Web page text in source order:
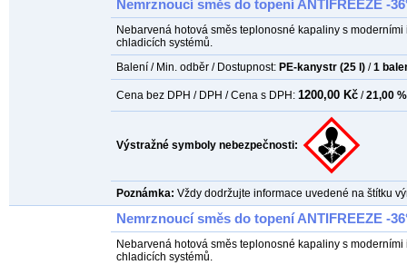
Nemrznoucí směs do topení ANTIFREEZE -
Nebarvená hotová směs teplonosné kapaliny s
chladicích systémů.
Balení / Min. odběr / Dostupnost: PE-kanystr (25 l) / 1
Cena bez DPH / DPH / Cena s DPH: 1200,00 Kč / 21,00 %
Výstražné symboly nebezpečnosti:
Poznámka: Vždy dodržujte informace uvedené na štítku
Nemrznoucí směs do topení ANTIFREEZE -
Nebarvená hotová směs teplonosné kapaliny s
chladicích systémů.